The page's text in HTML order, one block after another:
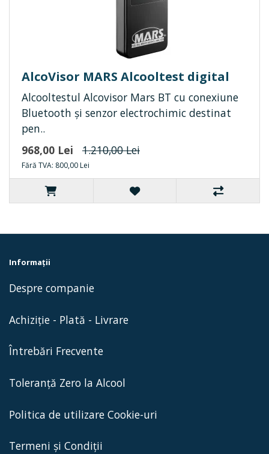
AlcoVisor MARS Alcooltest digital
Alcooltestul Alcovisor Mars BT cu conexiune
Bluetooth și senzor electrochimic destinat
pen..
968,00 Lei
1.210,00 Lei
Fără TVA: 800,00 Lei
Informaţii
Despre companie
Achiziție - Plată - Livrare
Întrebări Frecvente
Toleranță Zero la Alcool
Politica de utilizare Cookie-uri
Termeni și Condiții